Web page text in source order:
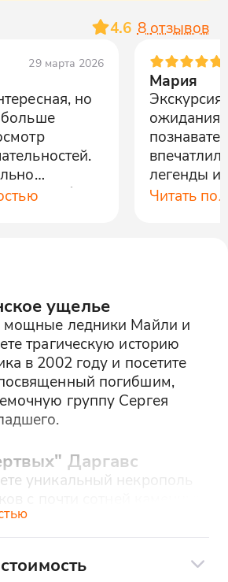
4.6 8 отзывов
29 марта 2026
но
темп был
Мария
ожидания.
легенды и
места.
Читать
ущелье
мощные ледники Майли и
трагическую историю
в 2002 году и посетите
погибшим,
группу Сергея
Даргавс
уникальный некрополь
с почти сотней каменных
в живописной